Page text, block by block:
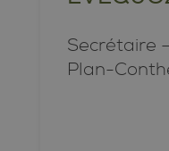
Secrétaire
Plan-